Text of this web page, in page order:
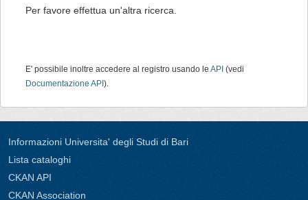
Per favore effettua un'altra ricerca.
E' possibile inoltre accedere al registro usando le API (vedi
Documentazione API ).
Informazioni Universita' degli Studi di Bari
Lista cataloghi
CKAN API
CKAN Association